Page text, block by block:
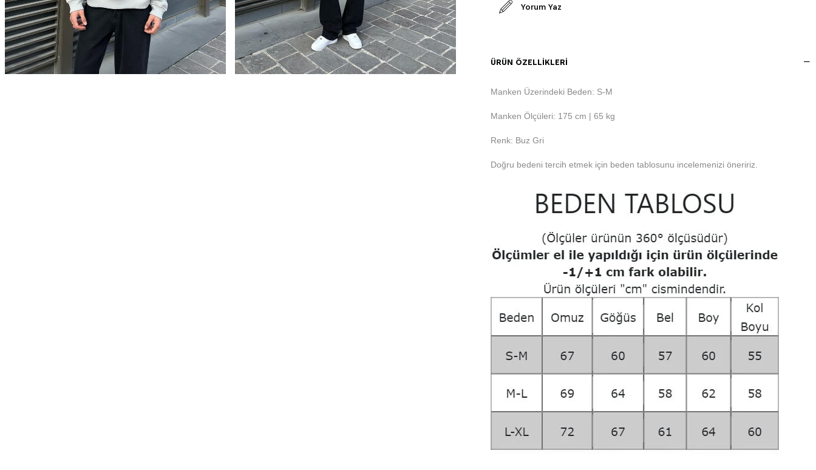
Yorum Yaz
ÜRÜN ÖZELLIKLERI
Manken Üzerindeki Beden: S-M
Manken Ölçüleri: 175 cm | 65 kg
Renk: Buz Gri
Doğru bedeni tercih etmek için beden tablosunu incelemenizi öneririz.